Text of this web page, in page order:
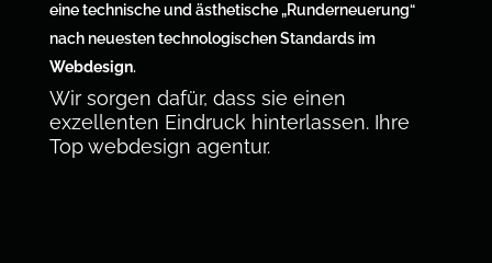
eine technische und ästhetische „Runderneuerung“
nach neuesten technologischen Standards im
Webdesign.
Wir sorgen dafür, dass sie einen
exzellenten Eindruck hinterlassen. Ihre
Top webdesign agentur.